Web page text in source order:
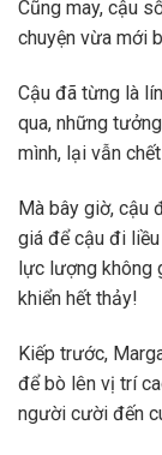
Cũng may, cậu
chuyện vừa mới
Cậu đã từng là
qua, những
mình, lại vẫn
Mà bây giờ, cậu
giá để cậu đi
lực lượng không
khiển hết thảy!
Kiếp trước,
để bò lên vị trí
người cười đến